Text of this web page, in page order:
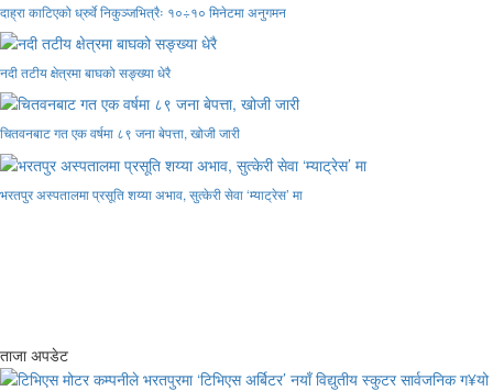
दाह्रा काटिएको ध्रुर्वे निकुञ्जभित्रैः १०÷१० मिनेटमा अनुगमन
नदी तटीय क्षेत्रमा बाघको सङ्ख्या धेरै
चितवनबाट गत एक वर्षमा ८९ जना बेपत्ता, खोजी जारी
भरतपुर अस्पतालमा प्रसूति शय्या अभाव, सुत्केरी सेवा ‘म्याट्रेस’ मा
ताजा अपडेट